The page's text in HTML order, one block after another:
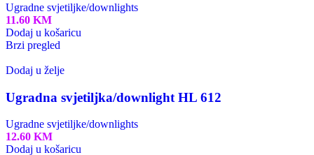
Ugradne svjetiljke/downlights
11.60 KM
Dodaj u košaricu
Brzi pregled
Dodaj u želje
Ugradna svjetiljka/downlight HL 612
Ugradne svjetiljke/downlights
12.60 KM
Dodaj u košaricu